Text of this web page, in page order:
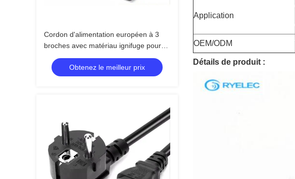
Cordon d'alimentation européen à 3
broches avec matériau ignifuge pour
adaptateurs secteur d'ordinateurs
portables et de PC
Obtenez le meilleur prix
Application
OEM/ODM
Détails de produit :